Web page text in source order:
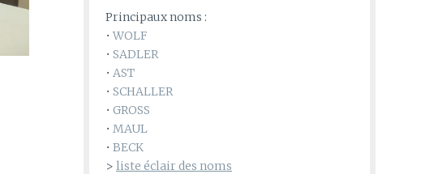
Principaux noms :
• WOLF
• SADLER
• AST
• SCHALLER
• GROSS
• MAUL
• BECK
> liste éclair des noms